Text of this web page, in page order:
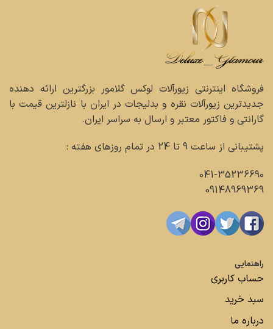
فروشگاه اینترنتی زیورآلات لوکس گلامور بزرگترین ارائه دهنده
جدیدترین زیورآلات نقره و بدلیجات در ایران با نازلترین قیمت با
گارانتی و فاکتور معتبر و ارسال به سراسر ایران.
پشتیبانی از ساعت 9 تا 24 در تمام روزهای هفته :
041-35236690
09148969369
راهنمایی
حساب کاربری
سبد خرید
درباره ما